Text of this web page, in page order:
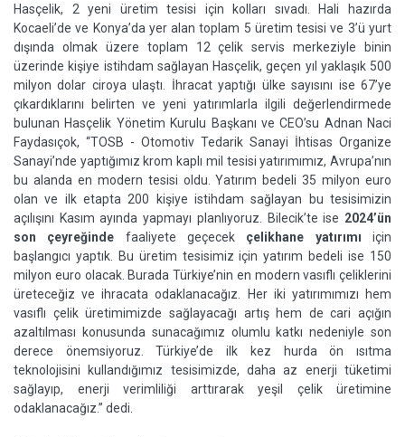
Hasçelik, 2 yeni üretim tesisi için kolları sıvadı. Hali hazırda
Kocaeli’de ve Konya’da yer alan toplam 5 üretim tesisi ve 3’ü yurt
dışında olmak üzere toplam 12 çelik servis merkeziyle binin
üzerinde kişiye istihdam sağlayan Hasçelik, geçen yıl yaklaşık 500
milyon dolar ciroya ulaştı. İhracat yaptığı ülke sayısını ise 67’ye
çıkardıklarını belirten ve yeni yatırımlarla ilgili değerlendirmede
bulunan Hasçelik Yönetim Kurulu Başkanı ve CEO’su Adnan Naci
Faydasıçok, “TOSB - Otomotiv Tedarik Sanayi İhtisas Organize
Sanayi’nde yaptığımız krom kaplı mil tesisi yatırımımız, Avrupa’nın
bu alanda en modern tesisi oldu. Yatırım bedeli 35 milyon euro
olan ve ilk etapta 200 kişiye istihdam sağlayan bu tesisimizin
açılışını Kasım ayında yapmayı planlıyoruz. Bilecik’te ise 2024’ün
son çeyreğinde faaliyete geçecek çelikhane yatırımıiçin
başlangıcı yaptık. Bu üretim tesisimiz için yatırım bedeli ise 150
milyon euro olacak. Burada Türkiye’nin en modern vasıflı çeliklerini
üreteceğiz ve ihracata odaklanacağız. Her iki yatırımımızı hem
vasıflı çelik üretimimizde sağlayacağı artış hem de cari açığın
azaltılması konusunda sunacağımız olumlu katkı nedeniyle son
derece önemsiyoruz. Türkiye’de ilk kez hurda ön ısıtma
teknolojisini kullandığımız tesisimizde, daha az enerji tüketimi
sağlayıp, enerji verimliliği arttırarak yeşil çelik üretimine
odaklanacağız.” dedi.